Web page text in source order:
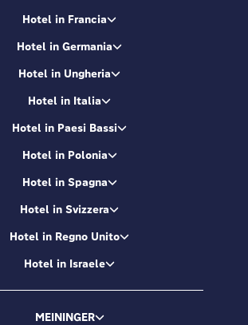
Hotel in Francia
Hotel in Germania
Hotel in Ungheria
Hotel in Italia
Hotel in Paesi Bassi
Hotel in Polonia
Hotel in Spagna
Hotel in Svizzera
Hotel in Regno Unito
Hotel in Israele
MEININGER